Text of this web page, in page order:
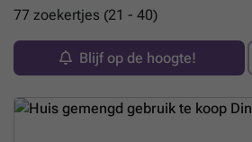
77 zoekertjes (21 - 40)
Blijf op de hoogte!